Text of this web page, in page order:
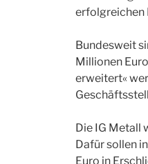
erfolgreichen
Bundesweit
Millionen
erweitert«
Die IG Metall
Dafür sollen
Euro in